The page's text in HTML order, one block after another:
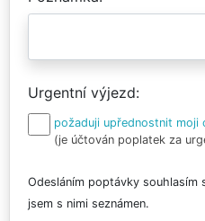
Urgentní výjezd
požaduji upřednostnit moji
(je účtován poplatek za
Odesláním poptávky souhlasím
jsem s nimi seznámen.